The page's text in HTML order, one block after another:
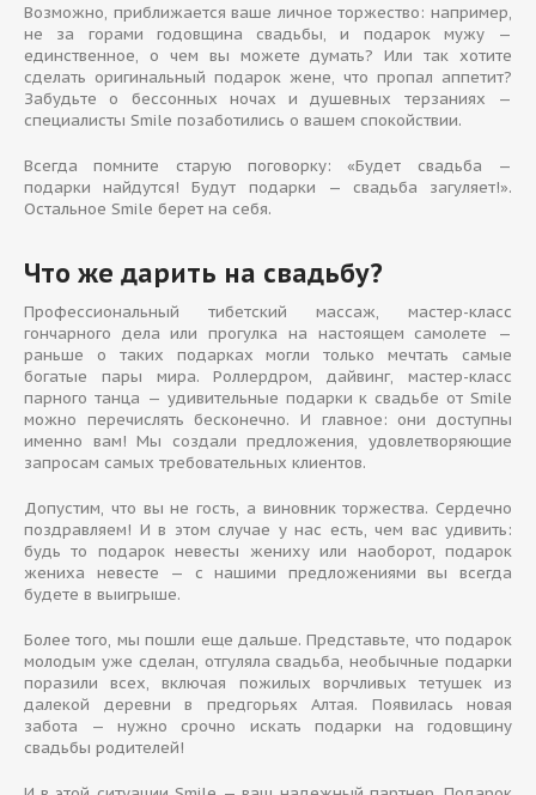
Возможно, приближается ваше личное торжество: например,
не за горами годовщина свадьбы, и подарок мужу —
единственное, о чем вы можете думать? Или так хотите
сделать оригинальный подарок жене, что пропал аппетит?
Забудьте о бессонных ночах и душевных терзаниях —
специалисты Smile позаботились о вашем спокойствии.
Всегда помните старую поговорку: «Будет свадьба —
подарки найдутся! Будут подарки — свадьба загуляет!».
Остальное Smile берет на себя.
Что же дарить на свадьбу?
Профессиональный тибетский массаж, мастер-класс
гончарного дела или прогулка на настоящем самолете —
раньше о таких подарках могли только мечтать самые
богатые пары мира. Роллердром, дайвинг, мастер-класс
парного танца — удивительные подарки к свадьбе от Smile
можно перечислять бесконечно. И главное: они доступны
именно вам! Мы создали предложения, удовлетворяющие
запросам самых требовательных клиентов.
Допустим, что вы не гость, а виновник торжества. Сердечно
поздравляем! И в этом случае у нас есть, чем вас удивить:
будь то подарок невесты жениху или наоборот, подарок
жениха невесте — с нашими предложениями вы всегда
будете в выигрыше.
Более того, мы пошли еще дальше. Представьте, что подарок
молодым уже сделан, отгуляла свадьба, необычные подарки
поразили всех, включая пожилых ворчливых тетушек из
далекой деревни в предгорьях Алтая. Появилась новая
забота — нужно срочно искать подарки на годовщину
свадьбы родителей!